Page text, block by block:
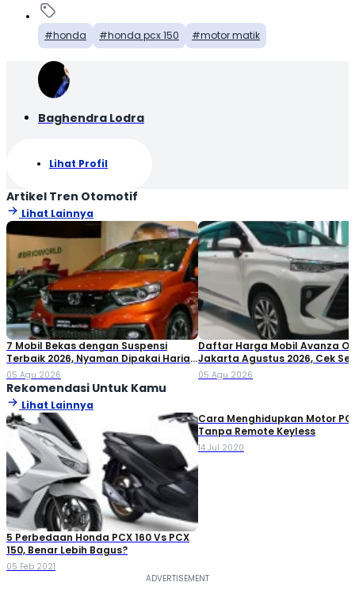
honda honda pcx 150 motor matik
Baghendra Lodra
Lihat Profil
Artikel Tren Otomotif
Lihat Lainnya
7 Mobil Bekas dengan Suspensi
Terbaik 2026, Nyaman Dipakai Harian
hingga Perjalanan Jauh
05 Agu 2026
Daftar Harga Mobil Avanza
Jakarta Agustus 2026, Cek
Variannya!
05 Agu 2026
Rekomendasi Untuk Kamu
Lihat Lainnya
5 Perbedaan Honda PCX 160 Vs PCX
150, Benar Lebih Bagus?
05 Feb 2021
Cara Menghidupkan Motor
Tanpa Remote Keyless
14 Jul 2020